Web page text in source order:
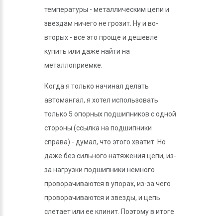
температуры - металлическим цепи и
звездам ничего не грозит. Ну и во-
вторых - все это проще и дешевле
купить или даже найти на
металлоприемке.
Когда я только начинал делать
автомангал, я хотел использовать
только 5 опорных подшипников с одной
стороны (ссылка на подшипники
справа) - думал, что этого хватит. Но
даже без сильного натяжения цепи, из-
за нагрузки подшипники немного
проворачиваются в упорах, из-за чего
проворачиваются и звезды, и цепь
слетает или ее клинит. Поэтому в итоге